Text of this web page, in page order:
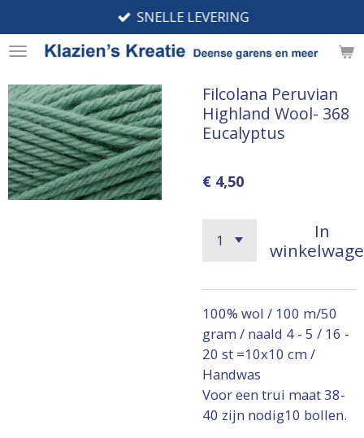
direct
naar
hoofdinhoud
SNELLE LEVERING
Filcolana Peruvian
Highland Wool- 368
Eucalyptus
€ 4,50
In
100% wol / 100 m/50
gram / naald 4 - 5 / 16 -
20 st =10x10 cm /
Handwas
Voor een trui maat 38-
40 zijn nodig10 bollen.